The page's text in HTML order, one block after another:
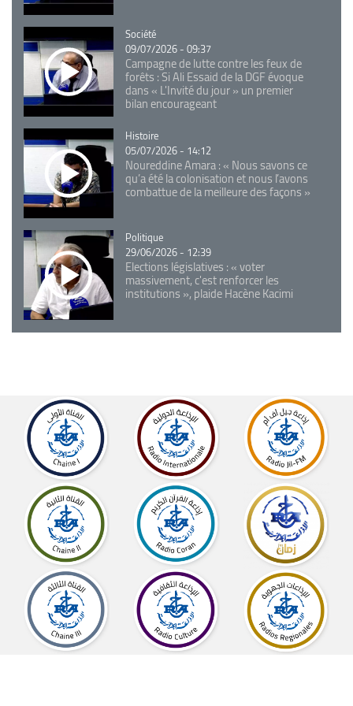
Catégorie
Société
09/07/2026 - 09:37
Campagne de lutte contre les feux de
forêts : Si Ali Essaid de la DGF évoque
dans « L'Invité du jour » un premier
bilan encourageant
Catégorie
Histoire
05/07/2026 - 14:12
Noureddine Amara : « Nous savons ce
qu’a été la colonisation et nous l’avons
combattue de la meilleure des façons »
Catégorie
Politique
29/06/2026 - 12:39
Elections législatives : « voter
massivement, c'est renforcer les
institutions », plaide Hacène Kacimi